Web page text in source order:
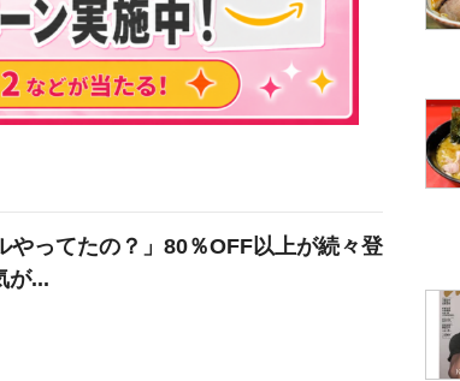
やってたの？」80％OFF以上が続々登
が...